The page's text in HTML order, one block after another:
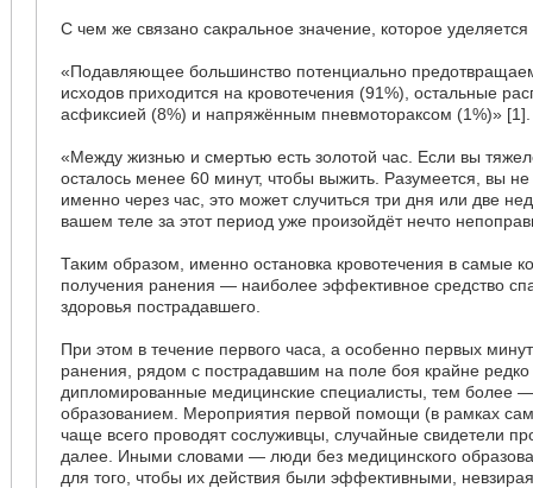
С чем же связано сакральное значение, которое
«Подавляющее большинство потенциально
исходов приходится на кровотечения (91%), остальные
асфиксией (8%) и напряжённым пневмотораксом (1%)» [1].
«Между жизнью и смертью есть золотой час. Если вы
осталось менее 60 минут, чтобы выжить. Разумеется, вы
именно через час, это может случиться три дня или две
вашем теле за этот период уже произойдёт нечто
Таким образом, именно остановка кровотечения в самые
получения ранения — наиболее эффективное средство
здоровья пострадавшего.
При этом в течение первого часа, а особенно первых
ранения, рядом с пострадавшим на поле боя крайне редко
дипломированные медицинские специалисты, тем более
образованием. Мероприятия первой помощи (в рамках
чаще всего проводят сослуживцы, случайные свидетели
далее. Иными словами — люди без медицинского
для того, чтобы их действия были эффективными,